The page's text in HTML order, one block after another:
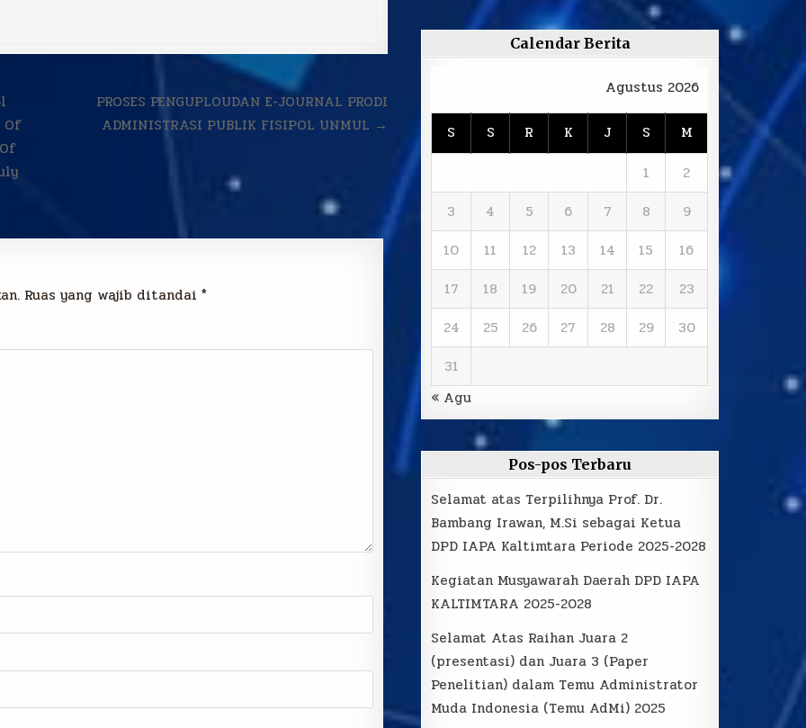
PROSES PENGUPLOUDAN E-JOURNAL PRODI
ADMINISTRASI PUBLIK FISIPOL UNMUL →
Of
Ruas yang wajib ditandai *
Calendar Berita
Agustus 2026
S S R K J S
M
1
2
3
4 5 6 7 8
9
10
11 12 13 14 15
16
17
18 19 20 21 22
23
24
25 26 27 28 29
30
31
« Agu
Pos-pos Terbaru
Selamat atas Terpilihnya Prof. Dr.
Bambang Irawan, M.Si sebagai Ketua
DPD IAPA Kaltimtara Periode 2025-2028
Kegiatan Musyawarah Daerah DPD IAPA
KALTIMTARA 2025-2028
Selamat Atas Raihan Juara 2
(presentasi) dan Juara 3 (Paper
Penelitian) dalam Temu Administrator
Muda Indonesia (Temu AdMi) 2025